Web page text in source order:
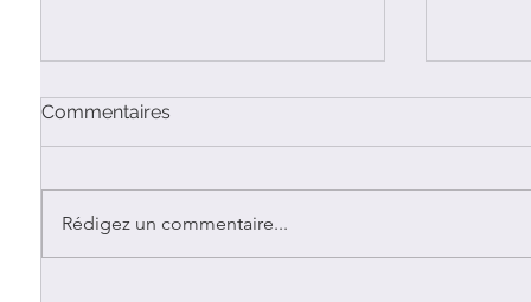
Commentaires
Rédigez un commentaire...